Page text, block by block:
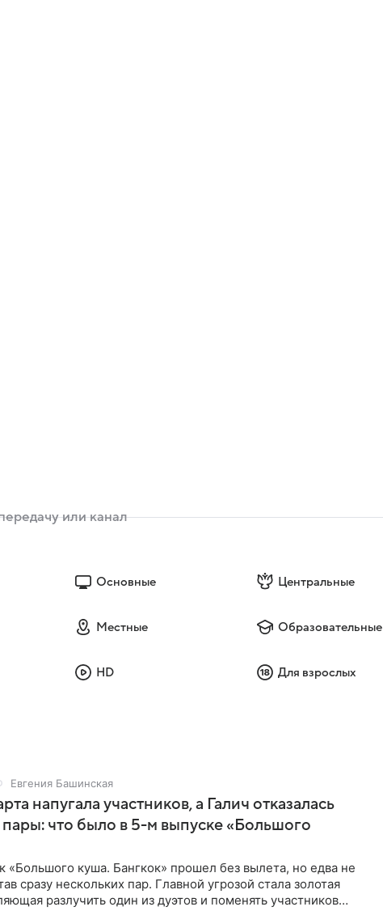
Основные Центральные
Местные Образовательные
HD Для взрослых
Евгения Башинская
напугала участников, а Галич отказалась
пары: что было в 5-м выпуске «Большого
«Большого куша. Бангкок» прошел без вылета, но едва не
сразу нескольких пар. Главной угрозой стала золотая
разлучить один из дуэтов и поменять участников